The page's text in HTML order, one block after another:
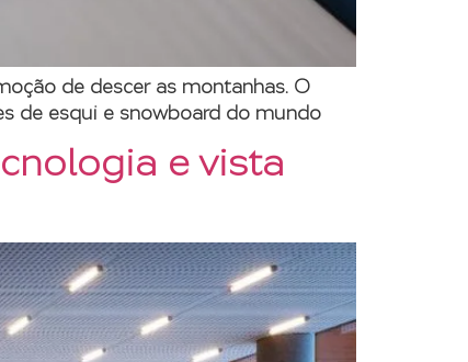
de descer as montanhas. O
de esqui e snowboard do mundo
e vista